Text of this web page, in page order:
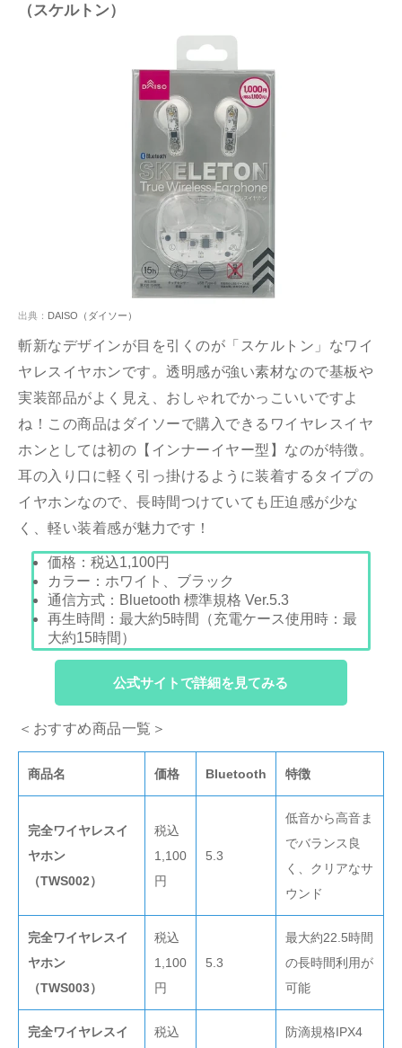
（スケルトン）
出典： DAISO（ダイソー）
斬新なデザインが目を引くのが「スケルトン」なワイ
ヤレスイヤホンです。透明感が強い素材なので基板や
実装部品がよく見え、おしゃれでかっこいいですよ
ね！この商品はダイソーで購入できるワイヤレスイヤ
ホンとしては初の【インナーイヤー型】なのが特徴。
耳の入り口に軽く引っ掛けるように装着するタイプの
イヤホンなので、長時間つけていても圧迫感が少な
く、軽い装着感が魅力です！
価格： 税込1,100円
カラー：ホワイト、ブラック
通信方式：Bluetooth 標準規格 Ver.5.3
再生時間：最大約5時間（充電ケース使用時：最
大約15時間）
公式サイトで詳細を見てみる
＜おすすめ商品一覧＞
商品名 価格 Bluetooth 特徴
完全ワイヤレスイ
ヤホン
（TWS002）
税込
1,100
円
5.3
低音から高音ま
でバランス良
く、クリアなサ
ウンド
完全ワイヤレスイ
ヤホン
（TWS003）
税込
1,100
円
5.3
最大約22.5時間
の長時間利用が
可能
完全ワイヤレスイ
税込
防滴規格IPX4